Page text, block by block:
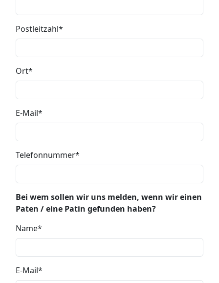
Postleitzahl
Ort
E-Mail
Telefonnummer
Bei wem sollen wir uns melden, wenn wir einen
Paten / eine Patin gefunden haben?
Name
E-Mail